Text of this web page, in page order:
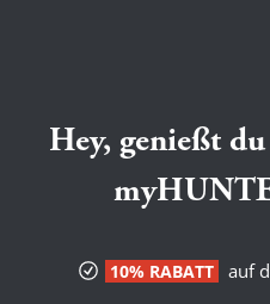
Hey, genießt
10% RABATT
auf